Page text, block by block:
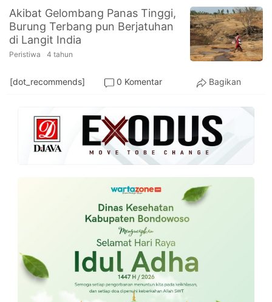
Akibat Gelombang Panas Tinggi,
Burung Terbang pun Berjatuhan
di Langit India
Peristiwa 4 tahun
[dot_recommends] 0 Komentar Bagikan